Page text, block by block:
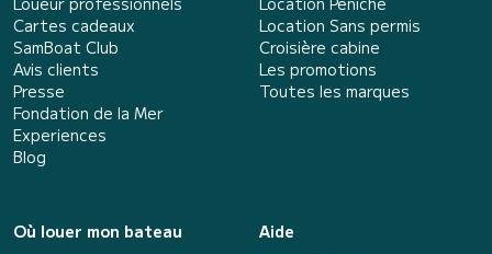
Cartes cadeaux
SamBoat Club
Avis clients
Presse
Fondation de la Mer
Experiences
Blog
Location Sans permis
Croisière cabine
Les promotions
Toutes les marques
Où louer mon bateau
Aide